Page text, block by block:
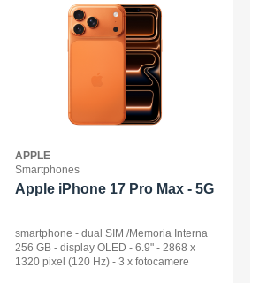
APPLE
Smartphones
Apple iPhone 17 Pro Max - 5G
smartphone - dual SIM /Memoria Interna
256 GB - display OLED - 6.9" - 2868 x
1320 pixel (120 Hz) - 3 x fotocamere